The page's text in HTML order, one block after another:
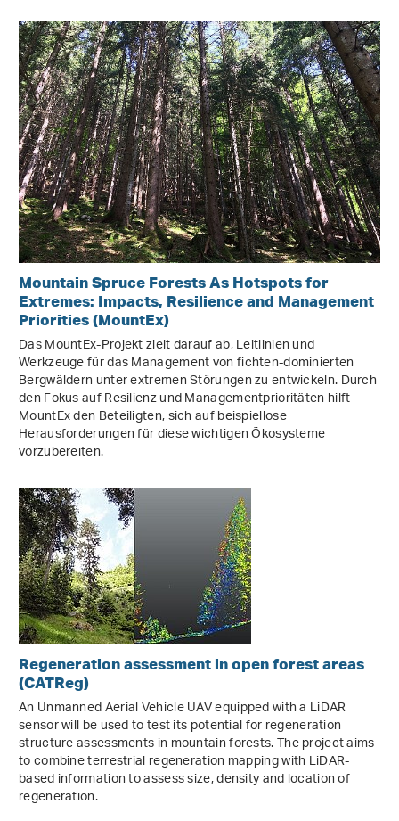
Mountain Spruce Forests As Hotspots for
Extremes: Impacts, Resilience and Management
Priorities (MountEx)
Das MountEx-Projekt zielt darauf ab, Leitlinien und
Werkzeuge für das Management von fichten-dominierten
Bergwäldern unter extremen Störungen zu entwickeln. Durch
den Fokus auf Resilienz und Managementprioritäten hilft
MountEx den Beteiligten, sich auf beispiellose
Herausforderungen für diese wichtigen Ökosysteme
vorzubereiten.
Regeneration assessment in open forest areas
(CATReg)
An Unmanned Aerial Vehicle UAV equipped with a LiDAR
sensor will be used to test its potential for regeneration
structure assessments in mountain forests. The project aims
to combine terrestrial regeneration mapping with LiDAR-
based information to assess size, density and location of
regeneration.